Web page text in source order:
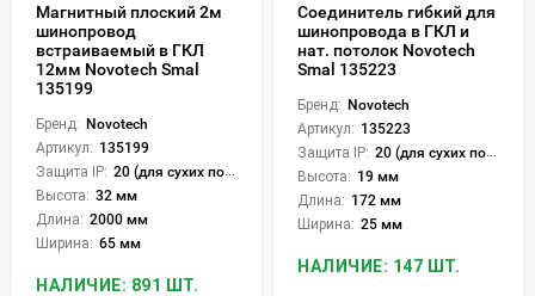
Магнитный плоский 2м
шинопровод
встраиваемый в ГКЛ
12мм Novotech Smal
135199
Бренд: Novotech
Артикул: 135199
Защита IP: 20 (для сухих пом.)
Высота: 32 мм
Длина: 2000 мм
Ширина: 65 мм
НАЛИЧИЕ: 891 ШТ.
Соединитель гибкий для
шинопровода в ГКЛ и
нат. потолок Novotech
Smal 135223
Бренд: Novotech
Артикул: 135223
Защита IP: 20 (для сухих пом.)
Высота: 19 мм
Длина: 172 мм
Ширина: 25 мм
НАЛИЧИЕ: 147 ШТ.